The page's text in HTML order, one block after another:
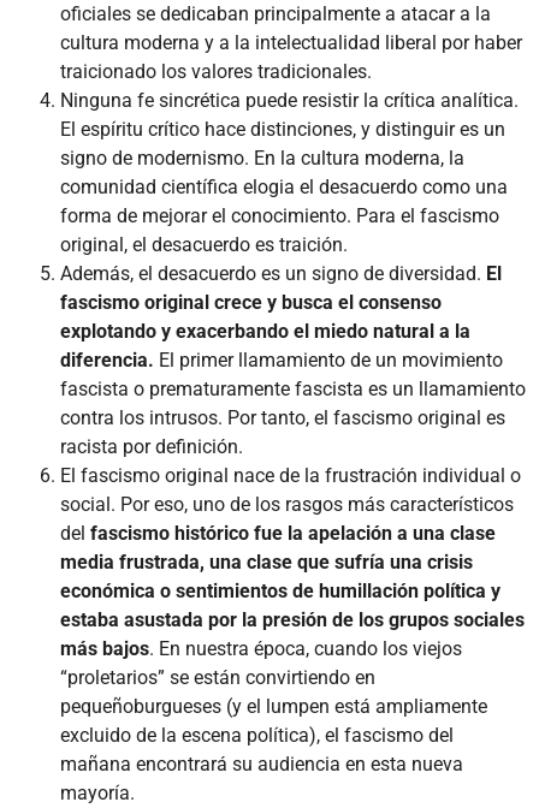
oficiales se dedicaban principalmente a atacar a la
cultura moderna y a la intelectualidad liberal por haber
traicionado los valores tradicionales.
Ninguna fe sincrética puede resistir la crítica analítica.
El espíritu crítico hace distinciones, y distinguir es un
signo de modernismo. En la cultura moderna, la
comunidad científica elogia el desacuerdo como una
forma de mejorar el conocimiento. Para el fascismo
original, el desacuerdo es traición.
Además, el desacuerdo es un signo de diversidad. El
fascismo original crece y busca el consenso
explotando y exacerbando el miedo natural a la
diferencia. El primer llamamiento de un movimiento
fascista o prematuramente fascista es un llamamiento
contra los intrusos. Por tanto, el fascismo original es
racista por definición.
El fascismo original nace de la frustración individual o
social. Por eso, uno de los rasgos más característicos
del fascismo histórico fue la apelación a una clase
media frustrada, una clase que sufría una crisis
económica o sentimientos de humillación política y
estaba asustada por la presión de los grupos sociales
más bajos. En nuestra época, cuando los viejos
“proletarios” se están convirtiendo en
pequeñoburgueses (y el lumpen está ampliamente
excluido de la escena política), el fascismo del
mañana encontrará su audiencia en esta nueva
mayoría.